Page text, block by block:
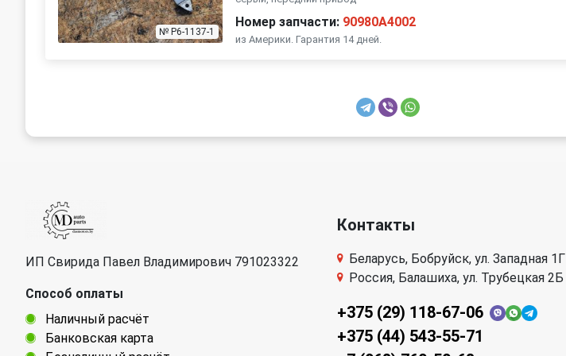
ГАЗ
№ P6-1137-1
Номер запчасти: 90980A4002
из Америки. Гарантия 14 дней.
ИП Свирида Павел Владимирович 791023322
Способ оплаты
Наличный расчёт
Банковская карта
Контакты
Беларусь, Бобруйск, ул. Западная 1Г
Россия, Балашиха, ул. Трубецкая 2Б
+375 (29) 118-67-06
+375 (44) 543-55-71